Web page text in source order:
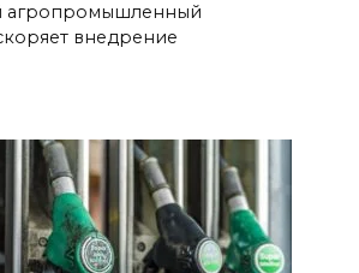
агропромышленный
внедрение